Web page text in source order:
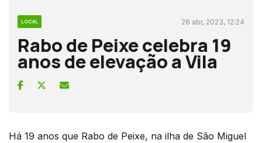
LOCAL 26 abr, 2023, 12:24
Rabo de Peixe celebra 19
anos de elevação a Vila
Há 19 anos que Rabo de Peixe, na ilha de São Miguel